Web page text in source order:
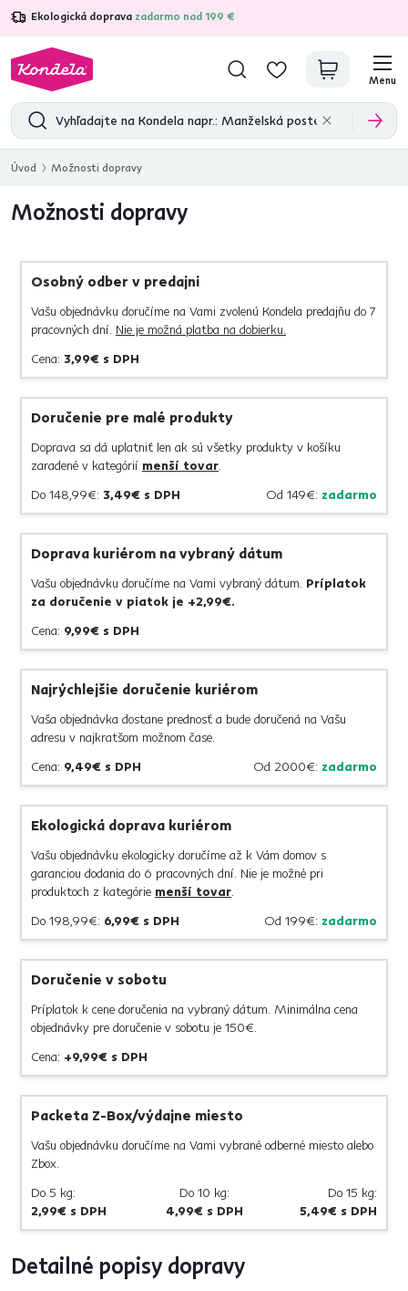
Ekologická doprava zadarmo nad 199 €
4,7 31 157overených produktových recenzií
Menu
Úvod Možnosti dopravy
Možnosti dopravy
Osobný odber v predajni
Vašu objednávku doručíme na Vami zvolenú Kondela predajňu do 7
pracovných dní. Nie je možná platba na dobierku.
Cena: 3,99€ s DPH
Doručenie pre malé produkty
Doprava sa dá uplatniť len ak sú všetky produkty v košíku
zaradené v kategórií menší tovar.
Do 148,99€: 3,49€ s DPH Od 149€: zadarmo
Doprava kuriérom na vybraný dátum
Vašu objednávku doručíme na Vami vybraný dátum. Príplatok
za doručenie v piatok je +2,99€.
Cena: 9,99€ s DPH
Najrýchlejšie doručenie kuriérom
Vaša objednávka dostane prednosť a bude doručená na Vašu
adresu v najkratšom možnom čase.
Cena: 9,49€ s DPH Od 2000€: zadarmo
Ekologická doprava kuriérom
Vašu objednávku ekologicky doručíme až k Vám domov s
garanciou dodania do 6 pracovných dní. Nie je možné pri
produktoch z kategórie menší tovar.
Do 198,99€: 6,99€ s DPH Od 199€: zadarmo
Doručenie v sobotu
Príplatok k cene doručenia na vybraný dátum. Minimálna cena
objednávky pre doručenie v sobotu je 150€.
Cena: +9,99€ s DPH
Packeta Z-Box/výdajne miesto
Vašu objednávku doručíme na Vami vybrané odberné miesto alebo
Zbox.
Do 5 kg:
2,99€ s DPH
Do 10 kg:
4,99€ s DPH
Do 15 kg:
5,49€ s DPH
Detailné popisy dopravy